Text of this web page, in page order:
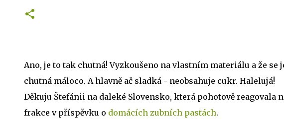
Ano, je to tak chutná! Vyzkoušeno na vlastním materiálu a že
chutná máloco. A hlavně ač sladká - neobsahuje cukr. Halelujá!
Děkuju Štefánii na daleké Slovensko, která pohotově reagovala
frakce v příspěvku o domácích zubních pastách.